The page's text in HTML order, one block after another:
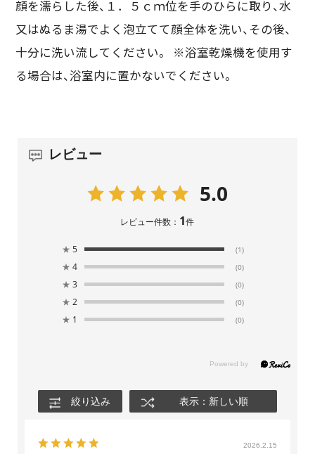
顔を濡らした後、１．５ｃｍ位を手のひらに取り、水
又はぬるま湯でよく泡立てて顔全体を洗い、その後、
十分に洗い流してください。 ※浴室乾燥機を使用す
る場合は、浴室内に置かないでください。
レビュー
5.0
レビュー件数： 1件
★ 5 (1)
★ 4 (0)
★ 3 (0)
★ 2 (0)
★ 1 (0)
絞り込み 表示：新しい順
2026.2.15